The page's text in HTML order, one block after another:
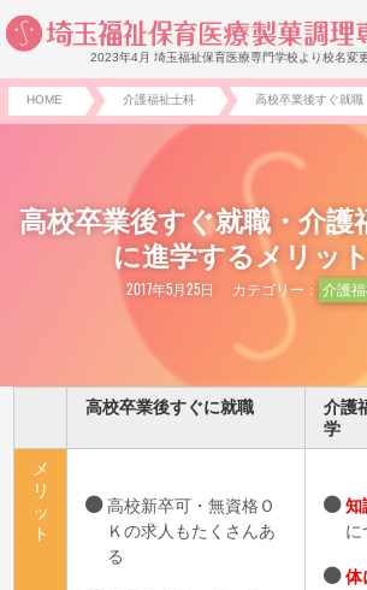
2023年4月 埼玉福祉保育医療専門学校より校名変
HOME 介護福祉士科 高校卒業後すぐ就
高校卒業後すぐ就職・介護
に進学するメリッ
2017年5月25日 カテゴリー： 介護
高校卒業後すぐに就職
介護
学
メ
リ
ッ
ト
高校新卒可・無資格Ｏ
Ｋの求人もたくさんあ
る
知
に
体